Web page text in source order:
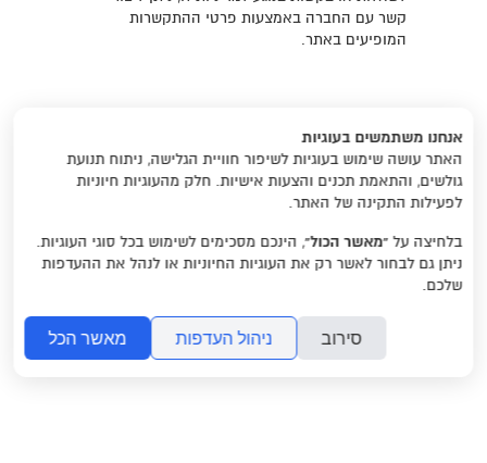
קשר עם החברה באמצעות פרטי ההתקשרות
המופיעים באתר.
אנחנו משתמשים בעוגיות
האתר עושה שימוש בעוגיות לשיפור חוויית הגלישה, ניתוח תנועת
גולשים, והתאמת תכנים והצעות אישיות. חלק מהעוגיות חיוניות
לפעילות התקינה של האתר.
בלחיצה על “מאשר הכול”, הינכם מסכימים לשימוש בכל סוגי העוגיות.
ניתן גם לבחור לאשר רק את העוגיות החיוניות או לנהל את ההעדפות
שלכם.
סירוב ניהול העדפות מאשר הכל